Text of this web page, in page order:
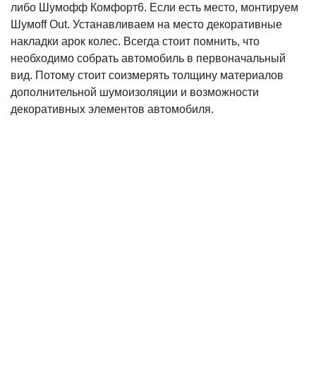
либо Шумофф Комфорт6. Если есть место, монтируем
Шумоff Out. Устанавливаем на место декоративные
накладки арок колес. Всегда стоит помнить, что
необходимо собрать автомобиль в первоначальный
вид. Потому стоит соизмерять толщину материалов
дополнительной шумоизоляции и возможности
декоративных элементов автомобиля.